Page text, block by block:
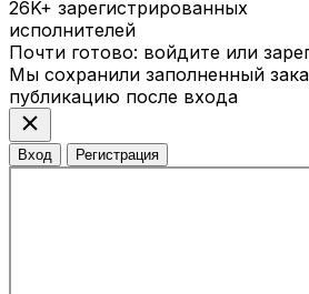
26K+ зарегистрированных
исполнителей
Почти готово: войдите или
Мы сохранили заполненный
публикацию после входа
close
Вход Регистрация